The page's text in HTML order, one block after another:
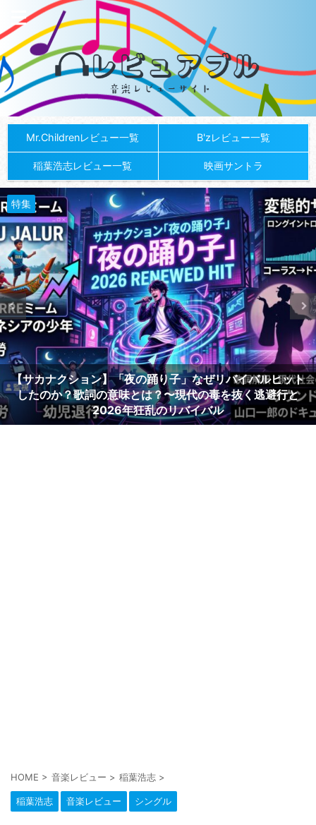
Mr.Childrenレビュー一覧 B'zレビュー一覧
稲葉浩志レビュー一覧 映画サントラ
特集
【サカナクション】「夜の踊り子」なぜリバイバルヒット
したのか？歌詞の意味とは？〜現代の毒を抜く逃避行と
2026年狂乱のリバイバル
HOME > 音楽レビュー > 稲葉浩志 >
稲葉浩志 音楽レビュー シングル